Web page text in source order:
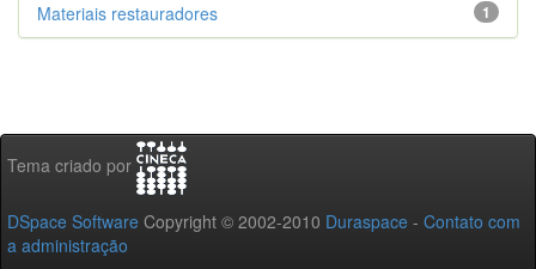
1
Materiais restauradores
Tema criado por
DSpace Software Copyright © 2002-2010 Duraspace - Contato com
a administração